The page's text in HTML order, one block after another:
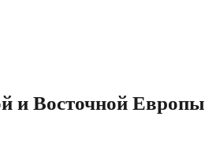
и Восточной Европы